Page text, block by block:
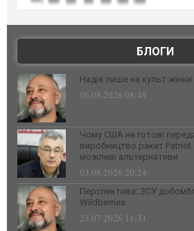
БЛОГИ
Надія лише на культ жінки
06.08.2026 08:49
Чому США не готові
виробництво ракет Patriot:
можливі альтернативи
03.08.2026 20:24
Перспектива: ЗСУ
Wildberries
23.07.2026 11:31